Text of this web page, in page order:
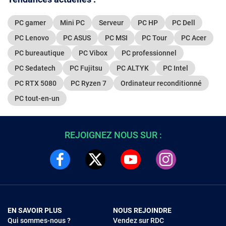
PC gamer Mini PC Serveur PC HP
PC Dell
PC Lenovo
PC ASUS PC MSI PC Tour
PC Acer
PC bureautique
PC Vibox
PC professionnel
PC Sedatech
PC Fujitsu PC ALTYK
PC Intel
PC RTX 5080
PC Ryzen 7
Ordinateur reconditionné
PC tout-en-un
REJOIGNEZ NOUS SUR :
EN SAVOIR PLUS
Qui sommes-nous ?
NOUS REJOINDRE
Vendez sur RDC